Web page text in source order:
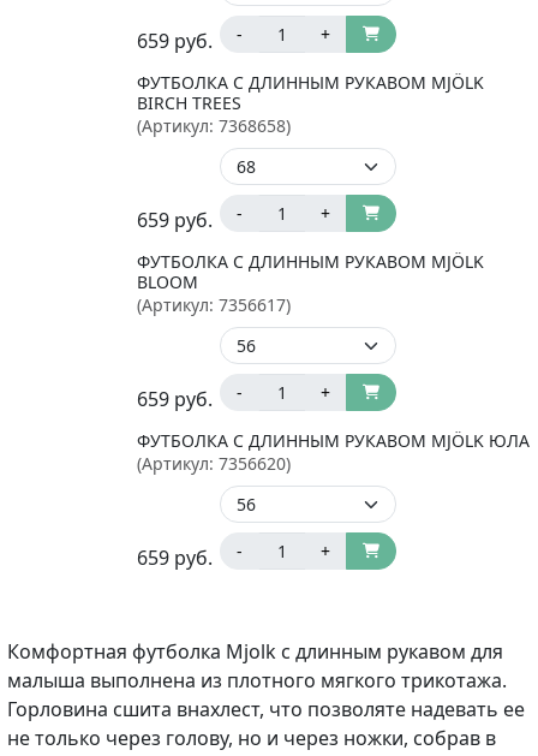
659 руб. - +
ФУТБОЛКА С ДЛИННЫМ РУКАВОМ MJÖLK
BIRCH TREES
(Артикул: 7368658)
659 руб. - +
ФУТБОЛКА С ДЛИННЫМ РУКАВОМ MJÖLK
BLOOM
(Артикул: 7356617)
659 руб. - +
ФУТБОЛКА С ДЛИННЫМ РУКАВОМ MJÖLK ЮЛА
(Артикул: 7356620)
659 руб. - +
Комфортная футболка Mjolk с длинным рукавом для
малыша выполнена из плотного мягкого трикотажа.
Горловина сшита внахлест, что позволяте надевать ее
не только через голову, но и через ножки, собрав в